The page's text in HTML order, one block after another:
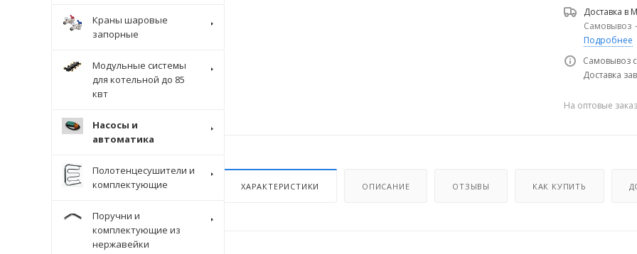
Доставка в
Самовывоз
Подробнее
Самовывоз
Доставка
На оптовые
ХАРАКТЕРИСТИКИ ОПИСАНИЕ ОТЗЫВЫ КАК КУПИТЬ
Краны шаровые
запорные
Модульные системы
для котельной до 85
квт
Насосы и
автоматика
Полотенцесушители и
комплектующие
Поручни и
комплектующие из
нержавейки